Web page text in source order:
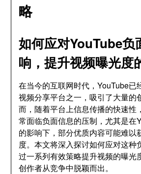
略
如何应对YouTube负
响，提升视频曝光度
在当今的互联网时代，YouTube已
视频分享平台之一，吸引了大量的
而，随着平台上信息传播的快速性
常面临负面信息的压制，尤其是在
的影响下，部分优质内容可能难以
度。本文将深入探讨如何应对这种
过一系列有效策略提升视频的曝光
创作者从竞争中脱颖而出。